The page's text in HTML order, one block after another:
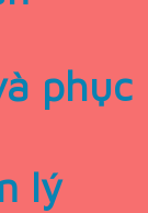
phục
lý